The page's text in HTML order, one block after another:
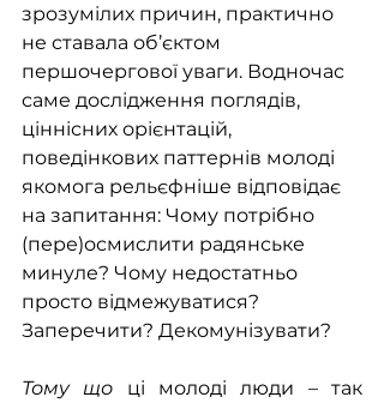
зрозумілих причин, практично
не ставала об’єктом
першочергової уваги. Водночас
саме дослідження поглядів,
ціннісних орієнтацій,
поведінкових паттернів молоді
якомога рельєфніше відповідає
на запитання: Чому потрібно
(пере)осмислити радянське
минуле? Чому недостатньо
просто відмежуватися?
Заперечити? Декомунізувати?
Тому що ці молоді люди – так